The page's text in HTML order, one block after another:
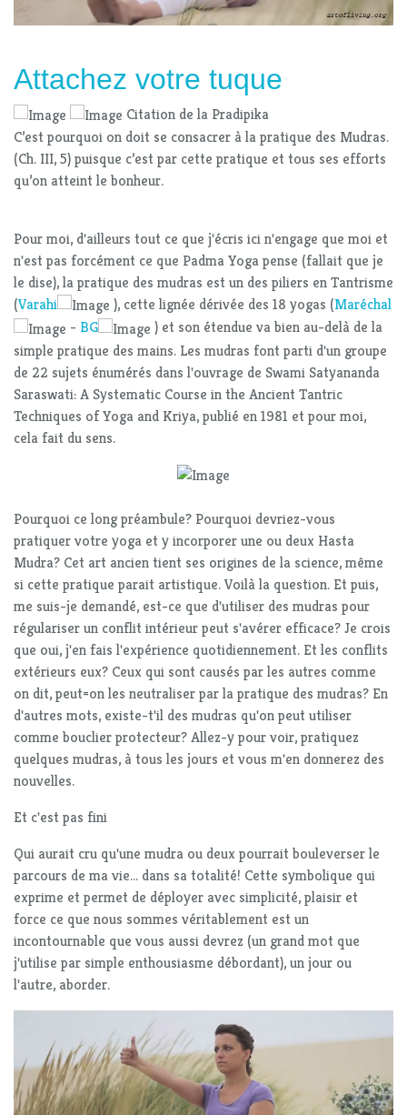
Attachez votre tuque
Citation de la Pradipika
C’est pourquoi on doit se consacrer à la pratique des Mudras.
(Ch. III, 5) puisque c’est par cette pratique et tous ses efforts
qu’on atteint le bonheur.
Pour moi, d'ailleurs tout ce que j'écris ici n'engage que moi et
n'est pas forcément ce que Padma Yoga pense (fallait que je
le dise), la pratique des mudras est un des piliers en Tantrisme
(Varahi ), cette lignée dérivée des 18 yogas (Maréchal
- BG
) et son étendue va bien au-delà de la
simple pratique des mains. Les mudras font parti d'un groupe
de 22 sujets énumérés dans l'ouvrage de Swami Satyananda
Saraswati: A Systematic Course in the Ancient Tantric
Techniques of Yoga and Kriya, publié en 1981 et pour moi,
cela fait du sens.
Pourquoi ce long préambule? Pourquoi devriez-vous
pratiquer votre yoga et y incorporer une ou deux Hasta
Mudra? Cet art ancien tient ses origines de la science, même
si cette pratique parait artistique. Voilà la question. Et puis,
me suis-je demandé, est-ce que d'utiliser des mudras pour
régulariser un conflit intérieur peut s'avérer efficace? Je crois
que oui, j'en fais l'expérience quotidiennement. Et les conflits
extérieurs eux? Ceux qui sont causés par les autres comme
on dit, peut=on les neutraliser par la pratique des mudras? En
d'autres mots, existe-t'il des mudras qu'on peut utiliser
comme bouclier protecteur? Allez-y pour voir, pratiquez
quelques mudras, à tous les jours et vous m'en donnerez des
nouvelles.
Et c'est pas fini
Qui aurait cru qu'une mudra ou deux pourrait bouleverser le
parcours de ma vie... dans sa totalité! Cette symbolique qui
exprime et permet de déployer avec simplicité, plaisir et
force ce que nous sommes véritablement est un
incontournable que vous aussi devrez (un grand mot que
j'utilise par simple enthousiasme débordant), un jour ou
l'autre, aborder.